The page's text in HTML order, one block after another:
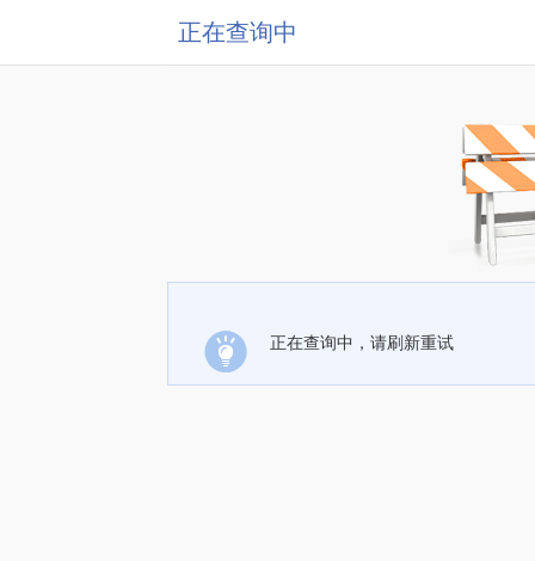
正在查询中
正在查询中，请刷新重试